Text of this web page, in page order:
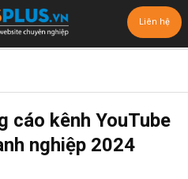
Liên hệ
cáo kênh YouTube
nghiệp 2024